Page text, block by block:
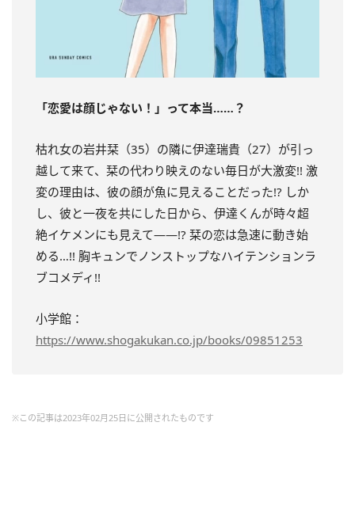
「恋愛は顔じゃない！」って本当……？
枯れ女の岩井栞（35）の隣に伊達瑞貴（27）が引っ
越して来て、栞の代わり映えのない毎日が大激変!! 激
変の理由は、彼の顔が魚に見えることだった!? しか
し、彼と一夜を共にした日から、伊達くんが時々超
絶イケメンにも見えて――!? 栞の恋は急速に動き始
める…!! 胸キュンでノンストップなハイテンションラ
ブコメディ!!
小学館：
https://www.shogakukan.co.jp/books/09851253
※この記事は2023年02月25日に公開されたものです